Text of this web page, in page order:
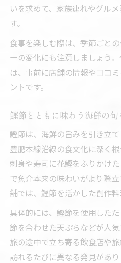
いを求めて、家族連れやグル
す。
食事を楽しむ際は、季節ごと
ーの変化にも注意しましょう
は、事前に店舗の情報や口コ
ントです。
鰹節とともに味わう海鮮の
鰹節は、海鮮の旨みを引き立て
豊肥本線沿線の食文化に深く根
刺身や寿司に花鰹をふりかけ
で魚介本来の味わいがより際
舗では、鰹節を活かした創作料
具体的には、鰹節を使用した
節を合わせた天ぷらなどが人気
旅の途中で立ち寄る飲食店や旅
訪れるたびに異なる発見があり